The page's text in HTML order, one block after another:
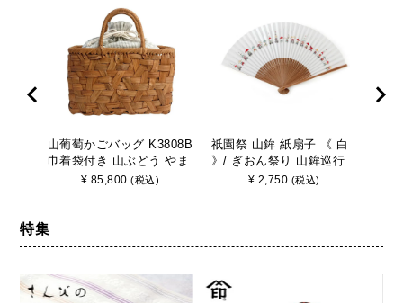
山葡萄かごバッグ K3808B
巾着袋付き 山ぶどう やま
ぶどう 手作り さんび
¥ 85,800 (税込)
祇園祭 山鉾 紙扇子 《 白
》/ ぎおん祭り 山鉾巡行
京都 さんび
¥ 2,750 (税込)
特集